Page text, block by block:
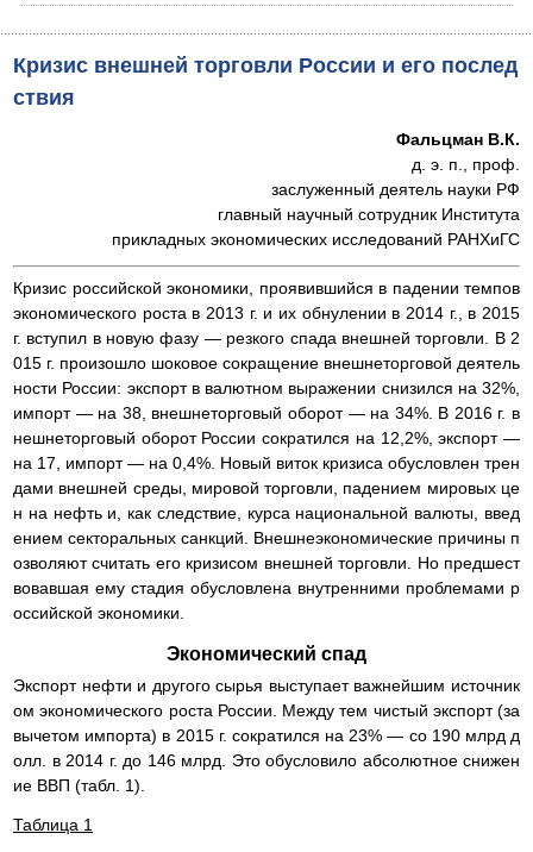
Кризис внешней торговли России и его послед
ствия
Фальцман В.К.
д. э. п., проф.
заслуженный деятель науки РФ
главный научный сотрудник Института
прикладных экономических исследований РАНХиГС
Кризис российской экономики, проявившийся в падении темпов
экономического роста в 2013 г. и их обнулении в 2014 г., в 2015
г. вступил в новую фазу — резкого спада внешней торговли. В 2
015 г. произошло шоковое сокращение внешнеторговой деятель
ности России: экспорт в валютном выражении снизился на 32%,
импорт — на 38, внешнеторговый оборот — на 34%. В 2016 г. в
нешнеторговый оборот России сократился на 12,2%, экспорт —
на 17, импорт — на 0,4%. Новый виток кризиса обусловлен трен
дами внешней среды, мировой торговли, падением мировых це
н на нефть и, как следствие, курса национальной валюты, введ
ением секторальных санкций. Внешнеэкономические причины п
озволяют считать его кризисом внешней торговли. Но предшест
вовавшая ему стадия обусловлена внутренними проблемами р
оссийской экономики.
Экономический спад
Экспорт нефти и другого сырья выступает важнейшим источник
ом экономического роста России. Между тем чистый экспорт (за
вычетом импорта) в 2015 г. сократился на 23% — со 190 млрд д
олл. в 2014 г. до 146 млрд. Это обусловило абсолютное снижен
ие ВВП (табл. 1).
Таблица 1